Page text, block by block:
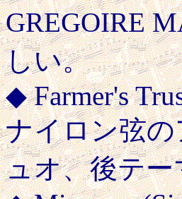
GREGOIRE
しい。
◆ Farmer's
ナイロン弦
ュオ、後テ